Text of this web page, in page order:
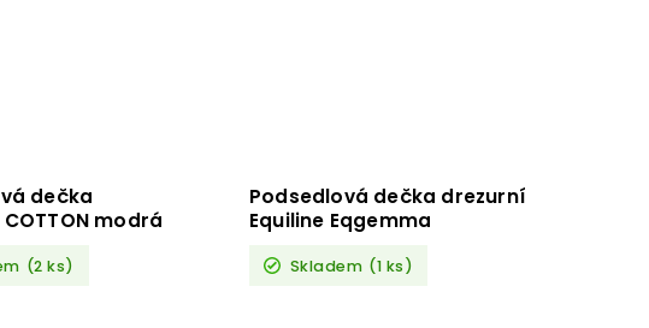
dečka
modrá
(2 ks)
Podsedlová dečka drezurní
Equiline Eqgemma
Skladem (1 ks)